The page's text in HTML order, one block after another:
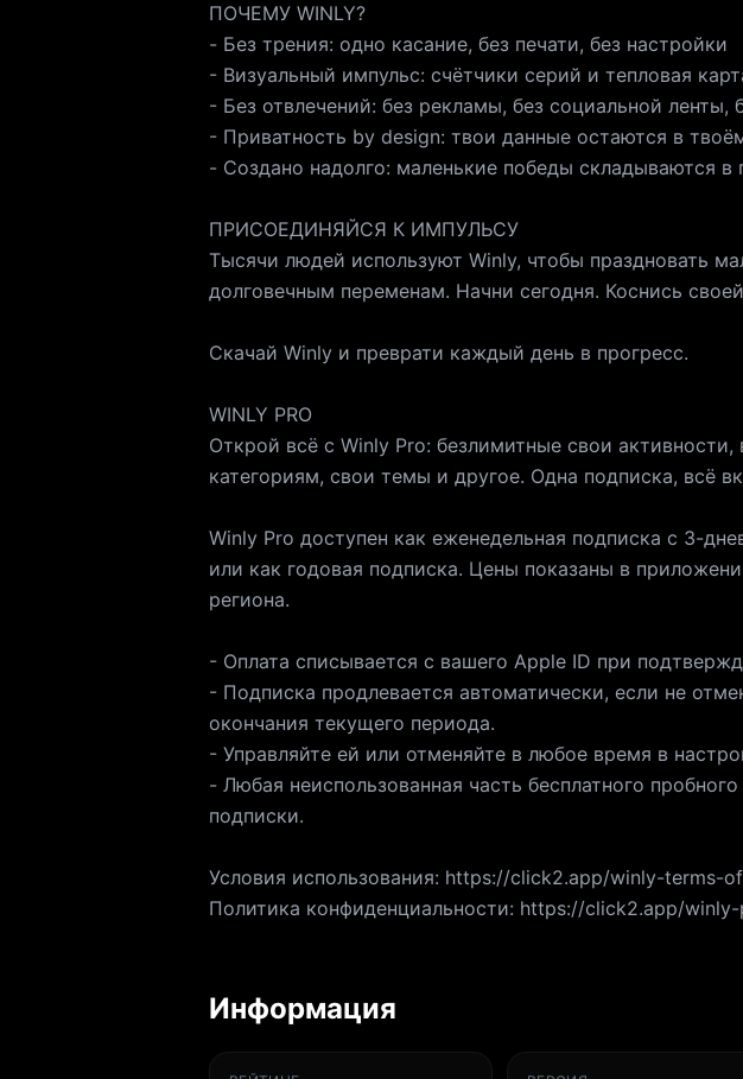
ПОЧЕМУ WINLY?
- Без трения: одно касание, без печати, без настройки
- Визуальный импульс: счётчики серий и тепловая
- Без отвлечений: без рекламы, без социальной ленты,
- Приватность by design: твои данные остаются в
- Создано надолго: маленькие победы складываются
ПРИСОЕДИНЯЙСЯ К ИМПУЛЬСУ
Тысячи людей используют Winly, чтобы праздновать
долговечным переменам. Начни сегодня. Коснись
Скачай Winly и преврати каждый день в прогресс.
WINLY PRO
Открой всё с Winly Pro: безлимитные свои
категориям, свои темы и другое. Одна подписка, всё
Winly Pro доступен как еженедельная подписка с 3-
или как годовая подписка. Цены показаны в
региона.
- Оплата списывается с вашего Apple ID при
- Подписка продлевается автоматически, если не
окончания текущего периода.
- Управляйте ей или отменяйте в любое время в
- Любая неиспользованная часть бесплатного
подписки.
Условия использования: https://click2.app/winly-terms-
Политика конфиденциальности: https://click2.app/
Информация